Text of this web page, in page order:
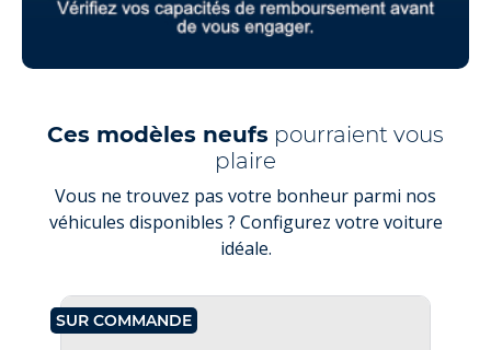
Ces modèles neufs pourraient vous
plaire
Vous ne trouvez pas votre bonheur parmi nos
véhicules disponibles ? Configurez votre voiture
idéale.
SUR COMMANDE